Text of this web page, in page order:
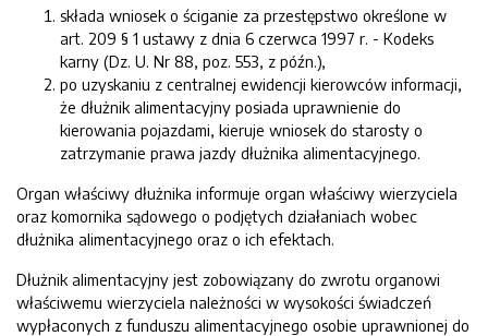
składa wniosek o ściganie za przestępstwo określone w
art. 209 § 1 ustawy z dnia 6 czerwca 1997 r. - Kodeks
karny (Dz. U. Nr 88, poz. 553, z późn.),
po uzyskaniu z centralnej ewidencji kierowców informacji,
że dłużnik alimentacyjny posiada uprawnienie do
kierowania pojazdami, kieruje wniosek do starosty o
zatrzymanie prawa jazdy dłużnika alimentacyjnego.
Organ właściwy dłużnika informuje organ właściwy wierzyciela
oraz komornika sądowego o podjętych działaniach wobec
dłużnika alimentacyjnego oraz o ich efektach.
Dłużnik alimentacyjny jest zobowiązany do zwrotu organowi
właściwemu wierzyciela należności w wysokości świadczeń
wypłaconych z funduszu alimentacyjnego osobie uprawnionej do